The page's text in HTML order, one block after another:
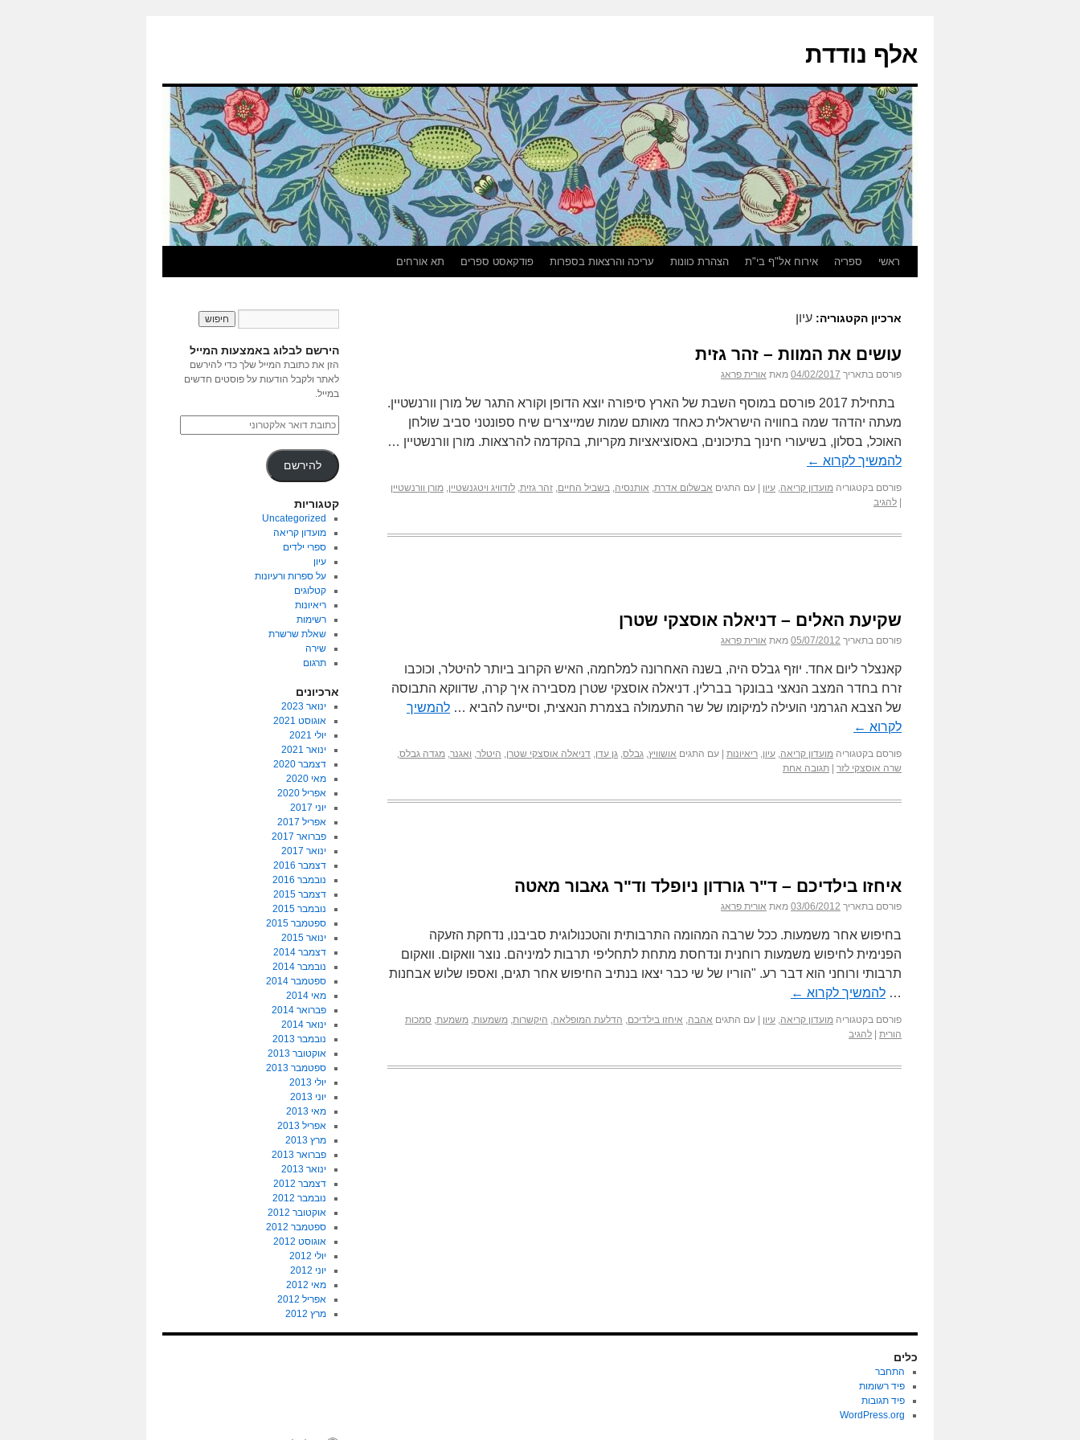
אלף נודדת
ראשי ספריה אירוח אל"ף בי"ת הצהרת כוונות עריכה והרצאות בספרות פודקאסט ספרים תא אורחים
ארכיון הקטגוריה: עיון
עושים את המוות – זהר גזית
פורסם בתאריך 04/02/2017 מאת אורית פראג
בתחילת 2017 פורסם במוסף השבת של הארץ סיפורה יוצא הדופן וקורא התגר של מורן וורנשטיין.
מעתה יהדהד שמה בחוויה הישראלית כאחד מאותם שמות שמייצרים שיח ספונטני סביב שולחן
האוכל, בסלון, בשיעורי חינוך בתיכונים, באסוציאציות מקריות, בהקדמה להרצאות. מורן וורנשטיין …
להמשיך לקרוא ←
פורסם בקטגוריה מועדון קריאה, עיון עם התגים אבשלום אדרת, אותנסיה, בשביל החיים, זהר גזית, לודוויג ויטגנשטיין, מורן וורנשטיין
להגיב
שקיעת האלים – דניאלה אוסצקי שטרן
פורסם בתאריך 05/07/2012 מאת אורית פראג
קאנצלר ליום אחד. יוזף גבלס היה, בשנה האחרונה למלחמה, האיש הקרוב ביותר להיטלר, וכוכבו
זרח בחדר המצב הנאצי בבונקר בברלין. דניאלה אוסצקי שטרן מסבירה איך קרה, שדווקא התבוסה
של הצבא הגרמני הועילה למיקומו של שר התעמולה בצמרת הנאצית, וסייעה להביא … להמשיך
לקרוא ←
פורסם בקטגוריה מועדון קריאה, עיון, ריאיונות עם התגים אושוויץ, גבלס, גן עדן, דניאלה אוסצקי שטרן, היטלר, ואגנר, מגדה גבלס,
שרה אוסצקי לזר
תגובה אחת
איחזו בילדיכם – ד"ר גורדון ניופלד וד"ר גאבור מאטה
פורסם בתאריך 03/06/2012 מאת אורית פראג
בחיפוש אחר משמעות. ככל שרבה המהומה התרבותית והטכנולוגית סביבנו, נדחקת הזעקה
הפנימית לחיפוש משמעות רוחנית ונדחסת מתחת לתחליפי תרבות למיניהם. נוצר וואקום. וואקום
תרבותי ורוחני הוא דבר רע. "הוריו של שי כבר יצאו בנתיב החיפוש אחר תגים, ואספו שלוש אבחנות
… להמשיך לקרוא ←
פורסם בקטגוריה מועדון קריאה, עיון עם התגים אהבה, איחזו בילדיכם, הדלעת המופלאה, היקשרות, משמעות, משמעת, סמכות
הורית
להגיב
הירשם לבלוג באמצעות המייל
הזן את כתובת המייל שלך כדי להירשם
לאתר ולקבל הודעות על פוסטים חדשים
במייל.
להירשם
קטגוריות
Uncategorized
מועדון קריאה
ספרי ילדים
עיון
על ספרות ורעיונות
קטלוגים
ריאיונות
רשימות
שאלת שרשרת
שירה
תרגום
ארכיונים
ינואר 2023
אוגוסט 2021
יולי 2021
ינואר 2021
דצמבר 2020
מאי 2020
אפריל 2020
יוני 2017
אפריל 2017
פברואר 2017
ינואר 2017
דצמבר 2016
נובמבר 2016
דצמבר 2015
נובמבר 2015
ספטמבר 2015
ינואר 2015
דצמבר 2014
נובמבר 2014
ספטמבר 2014
מאי 2014
פברואר 2014
ינואר 2014
נובמבר 2013
אוקטובר 2013
ספטמבר 2013
יולי 2013
יוני 2013
מאי 2013
אפריל 2013
מרץ 2013
פברואר 2013
ינואר 2013
דצמבר 2012
נובמבר 2012
אוקטובר 2012
ספטמבר 2012
אוגוסט 2012
יולי 2012
יוני 2012
מאי 2012
אפריל 2012
מרץ 2012
כלים
התחבר
פיד רשומות
פיד תגובות
WordPress.org